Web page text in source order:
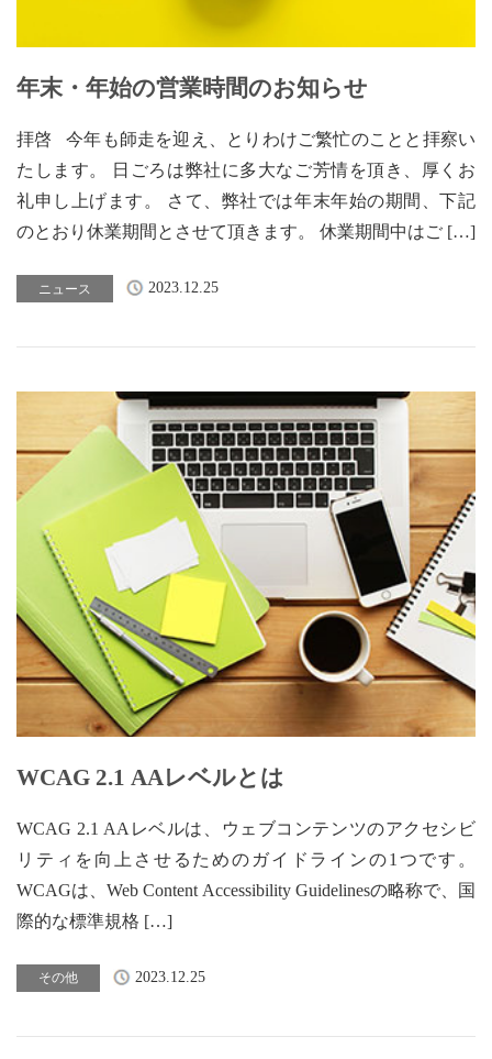
年末・年始の営業時間のお知らせ
拝啓 今年も師走を迎え、とりわけご繁忙のことと拝察い
たします。 日ごろは弊社に多大なご芳情を頂き、厚くお
礼申し上げます。 さて、弊社では年末年始の期間、下記
のとおり休業期間とさせて頂きます。 休業期間中はご […]
ニュース 2023.12.25
WCAG 2.1 AAレベルとは
WCAG 2.1 AAレベルは、ウェブコンテンツのアクセシビ
リティを向上させるためのガイドラインの1つです。
WCAGは、Web Content Accessibility Guidelinesの略称で、国
際的な標準規格 […]
その他 2023.12.25